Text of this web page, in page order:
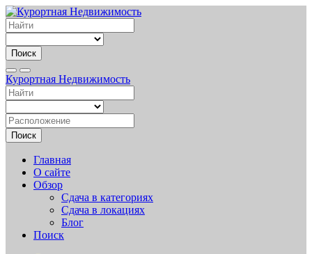
Поиск
Курортная Недвижимость
Поиск
Главная
О сайте
Обзор
Сдача в категориях
Сдача в локациях
Блог
Поиск